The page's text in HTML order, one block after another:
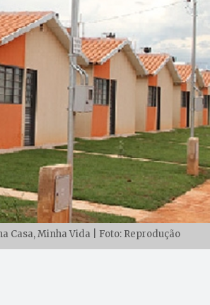
Casa, Minha Vida | Foto: Reprodução